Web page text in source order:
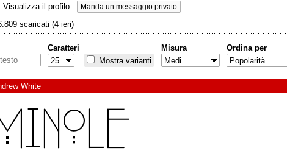
Visualizza il profilo Manda un messaggio privato
scaricati (4 ieri)
Caratteri
Mostra varianti
Misura Ordina per
White